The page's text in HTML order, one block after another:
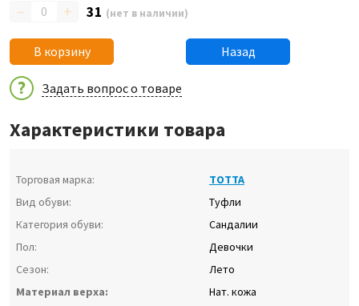
– + 31 (нет в наличии)
В корзину Назад
Задать вопрос о товаре
Характеристики товара
Торговая марка:
ТОТТА
Вид обуви:
Туфли
Категория обуви:
Сандалии
Пол:
Девочки
Сезон:
Лето
Материал верха:
Нат. кожа